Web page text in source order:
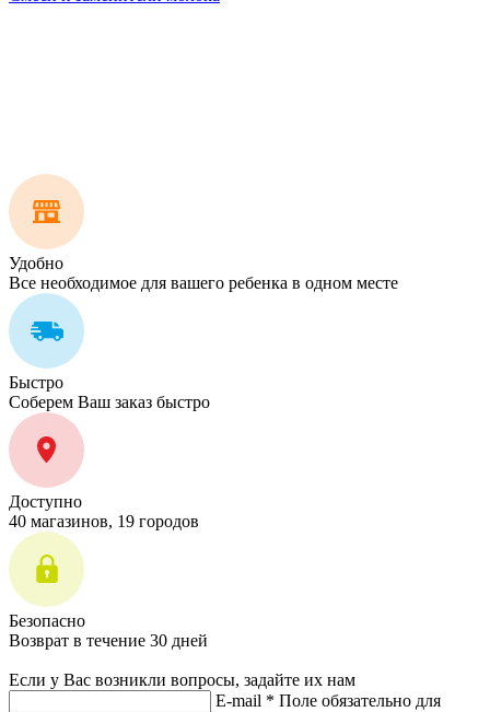
Удобно
Все необходимое для вашего ребенка в одном месте
Быстро
Соберем Ваш заказ быстро
Доступно
40 магазинов, 19 городов
Безопасно
Возврат в течение 30 дней
Если у Вас возникли вопросы, задайте их нам
E-mail * Поле обязательно для